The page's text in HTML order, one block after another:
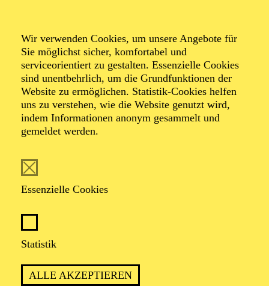
Wir verwenden Cookies, um unsere Angebote für
Sie möglichst sicher, komfortabel und
serviceorientiert zu gestalten. Essenzielle Cookies
sind unentbehrlich, um die Grundfunktionen der
Website zu ermöglichen. Statistik-Cookies helfen
uns zu verstehen, wie die Website genutzt wird,
indem Informationen anonym gesammelt und
gemeldet werden.
Essenzielle Cookies
Statistik
ALLE AKZEPTIEREN
Foto: Johan Sandberg
Ines Krug
Schauspiel-Ensemble
Studium der Anglistik und Romanistik, das sie bis zur
ihre Schauspielausbildung an der Otto-Falckenberg-
Städtische Bühnen Bielefeld, Stadttheater Konstanz,
Theater der Stadt Heidelberg und Theater Krefeld